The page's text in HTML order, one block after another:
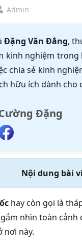
Admin
Đặng Văn Đẳng,
kinh nghiệm
chia sẻ kinh
hữu ích dành
Đặng
Nội dung bài
hay còn gọi là
nhìn toàn
nơi này.